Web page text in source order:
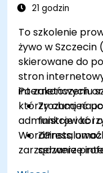
21 godzin
To szkolenie
żywo w Szczecin
skierowane do
stron
internetowych
którzy chcą
administrować i
WordPress,
zarządzanie
Po zakończeniu
Zrozumieć
funkcje i
serwerze